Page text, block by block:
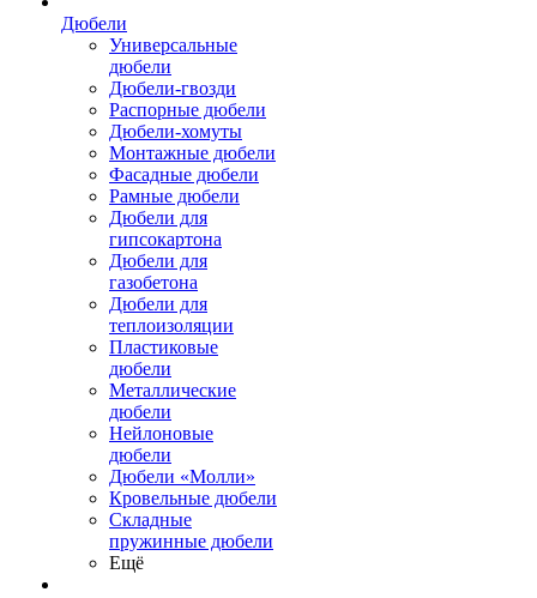
Дюбели
Универсальные
дюбели
Дюбели-гвозди
Распорные дюбели
Дюбели-хомуты
Монтажные дюбели
Фасадные дюбели
Рамные дюбели
Дюбели для
гипсокартона
Дюбели для
газобетона
Дюбели для
теплоизоляции
Пластиковые
дюбели
Металлические
дюбели
Нейлоновые
дюбели
Дюбели «Молли»
Кровельные дюбели
Складные
пружинные дюбели
Ещё